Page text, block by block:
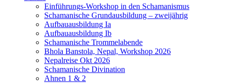
Einführungs-Workshop in den Schamanismus
Schamanische Grundausbildung – zweijährig
Aufbauausbildung Ia
Aufbauausbildung Ib
Schamanische Trommelabende
Bhola Banstola, Nepal, Workshop 2026
Nepalreise Okt 2026
Schamanische Divination
Ahnen 1 & 2